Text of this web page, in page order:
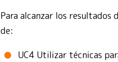
Para alcanzar los resultados
de:
UC4 Utilizar técnicas